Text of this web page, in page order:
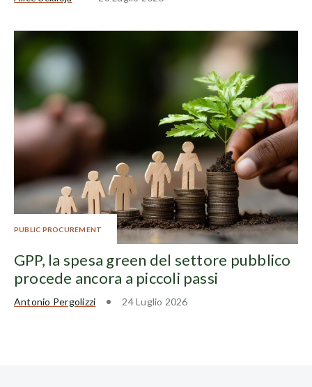
PUBLIC PROCUREMENT
GPP, la spesa green del settore pubblico
procede ancora a piccoli passi
Antonio Pergolizzi 24 Luglio 2026